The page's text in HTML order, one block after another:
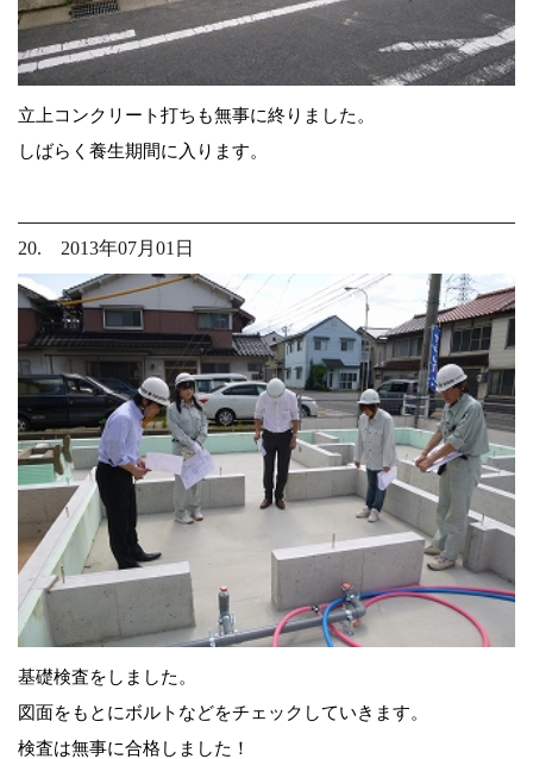
立上コンクリート打ちも無事に終りました。
しばらく養生期間に入ります。
20. 2013年07月01日
基礎検査をしました。
図面をもとにボルトなどをチェックしていきます。
検査は無事に合格しました！